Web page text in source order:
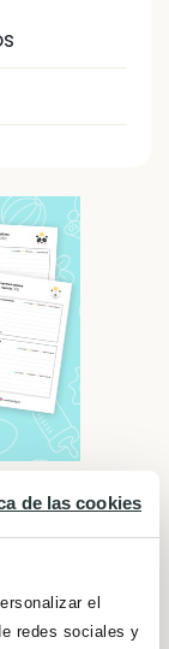
de las cookies
el
redes sociales y
capaces
a verlas